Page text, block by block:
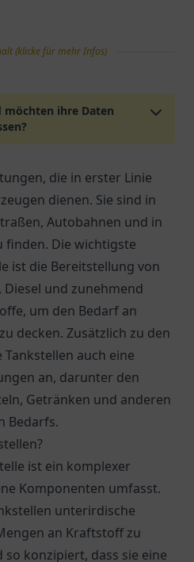
(klicke für mehr Infos)
möchten ihre Daten
die in erster Linie
dienen. Sie sind in
Autobahnen und in
finden. Die wichtigste
ist die Bereitstellung von
und zunehmend
um den Bedarf an
decken. Zusätzlich zu den
auch eine
an, darunter den
Getränken und anderen
Bedarfs.
ist ein komplexer
Komponenten umfasst.
unterirdische
an Kraftstoff zu
so konzipiert, dass sie eine